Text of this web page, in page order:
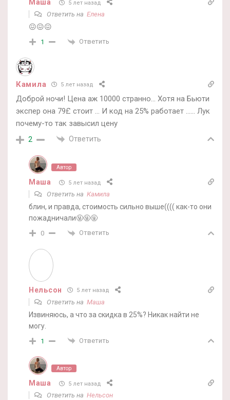
Маша 5 лет назад
Ответить на Елена
😖😖😖
1 Ответить
Камила 5 лет назад
Доброй ночи! Цена аж 10000 странно… Хотя на Бьюти
экспер она 79£ стоит … И код на 25% работает …… Лук
почему-то так завысил цену
2 Ответить
Автор
Маша 5 лет назад
Ответить на Камила
блин, и правда, стоимость сильно выше(((( как-то они
пожадничали🤬🤬🤬
0 Ответить
Нельсон 5 лет назад
Ответить на Маша
Извиняюсь, а что за скидка в 25%? Никак найти не
могу.
1 Ответить
Автор
Маша 5 лет назад
Ответить на Нельсон